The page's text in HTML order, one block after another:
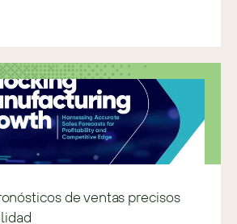
de ventas precisos